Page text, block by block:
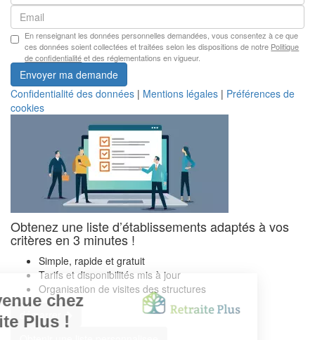
En renseignant les données personnelles demandées, vous consentez à ce que
ces données soient collectées et traitées selon les dispositions de notre Politique
de confidentialitéet des réglementations en vigueur.
Envoyer ma demande
Confidentialité des données | Mentions légales | Préférences de
cookies
Obtenez une liste d’établissements adaptés à vos
critères en 3 minutes !
Simple, rapide et gratuit
Tarifs et disponibilités mis à jour
Organisation de visites des structures
démarrer